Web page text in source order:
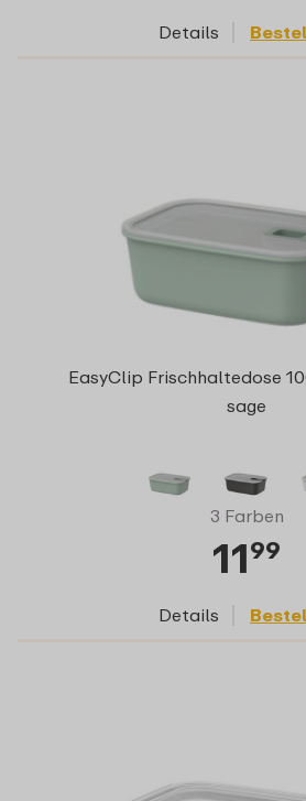
Details
EasyClip Frischhaltedose
sage
3 Farben
1199
Details